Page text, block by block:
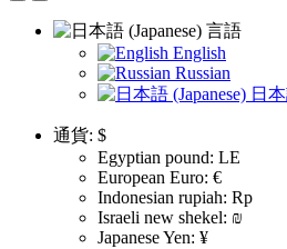
言語
English
Russian
日
通貨: $
Egyptian pound: LE
European Euro: €
Indonesian rupiah: Rp
Israeli new shekel: ₪
Japanese Yen: ¥